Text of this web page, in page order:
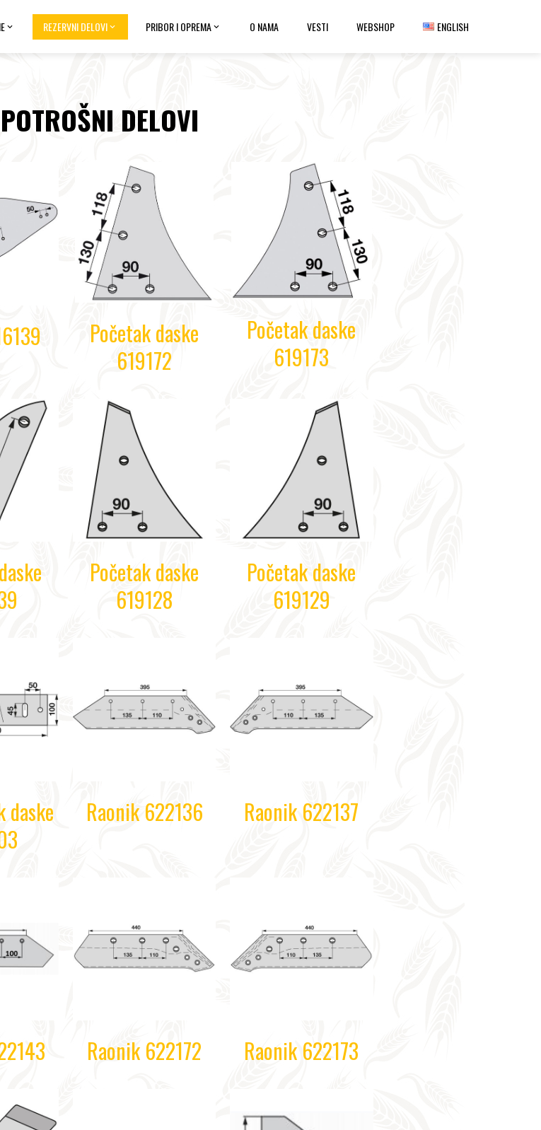
REZERVNI DELOVI PRIBOR I OPREMA O NAMA VESTI WEBSHOP ENGLISH
DELOVI
Početak daske
619172
Početak daske
619173
Početak daske
619128
Početak daske
619129
daske
Raonik 622136 Raonik 622137
Raonik 622172 Raonik 622173